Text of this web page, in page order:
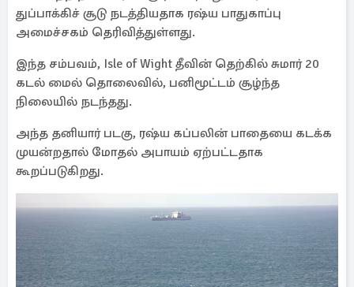
துப்பாக்கிச் சூடு நடத்தியதாக ரஷ்ய பாதுகாப்பு
அமைச்சகம் தெரிவித்துள்ளது.
இந்த சம்பவம், Isle of Wight தீவின் தெற்கில் சுமார் 20
கடல் மைல் தொலைவில், பனிமூட்டம் சூழ்ந்த
நிலையில் நடந்தது.
அந்த தனியார் படகு, ரஷ்ய கப்பலின் பாதையை கடக்க
முயன்றதால் மோதல் அபாயம் ஏற்பட்டதாக
கூறப்படுகிறது.